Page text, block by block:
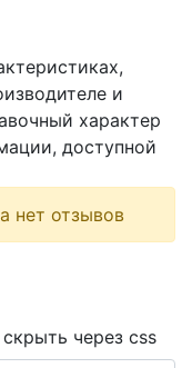
и
характер
доступной
нет отзывов
через css